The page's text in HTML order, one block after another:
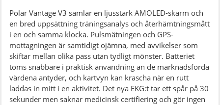
Polar Vantage V3 samlar en ljusstark AMOLED-skärm och
en bred uppsättning träningsanalys och återhämtningsmått
i en och samma klocka. Pulsmätningen och GPS-
mottagningen är samtidigt ojämna, med avvikelser som
skiftar mellan olika pass utan tydligt mönster. Batteriet
töms snabbare i praktisk användning än de marknadsförda
värdena antyder, och kartvyn kan krascha när en rutt
laddas in mitt i en aktivitet. Det nya EKG:t tar ett spår på 30
sekunder men saknar medicinsk certifiering och gör ingen